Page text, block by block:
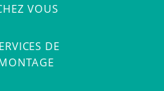
VOUS
DE